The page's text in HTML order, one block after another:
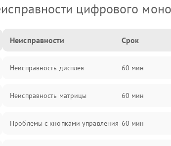
цифрового
Неисправности Срок
Неисправность дисплея 60 мин
Неисправность матрицы 60 мин
Проблемы с кнопками управления 60 мин